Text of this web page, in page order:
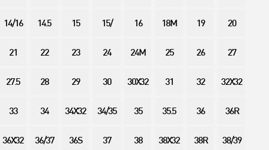
14/16 14.5 15 15/ 16 18M 19 20
21 22 23 24 24M 25 26 27
27.5 28 29 30 30X32 31 32 32X32
33 34 34X32 34/35 35 35.5 36 36R
36X32 36/37 36S 37 38 38X32 38R 38/39